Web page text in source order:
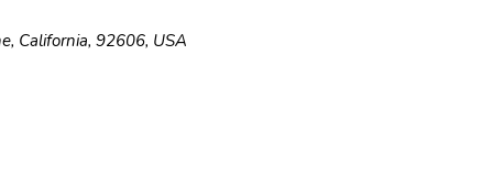
California, 92606, USA